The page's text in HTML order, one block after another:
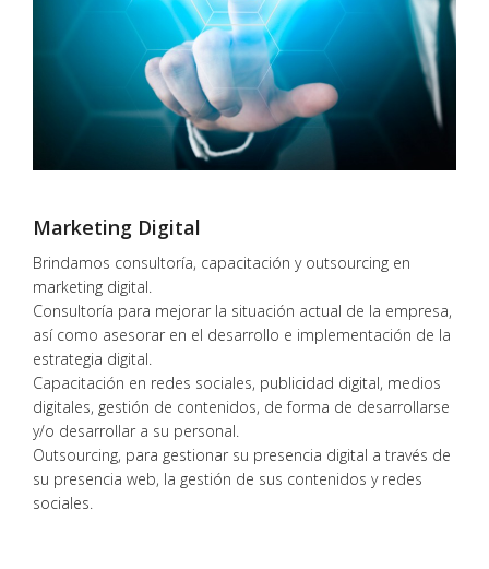
Marketing Digital
Brindamos consultoría, capacitación y outsourcing en
marketing digital.
Consultoría para mejorar la situación actual de la empresa,
así como asesorar en el desarrollo e implementación de la
estrategia digital.
Capacitación en redes sociales, publicidad digital, medios
digitales, gestión de contenidos, de forma de desarrollarse
y/o desarrollar a su personal.
Outsourcing, para gestionar su presencia digital a través de
su presencia web, la gestión de sus contenidos y redes
sociales.